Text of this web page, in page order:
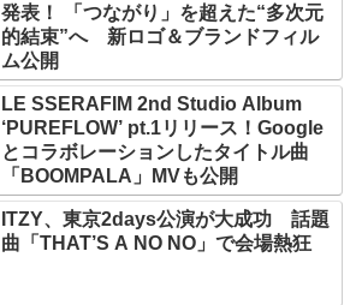
発表！ 「つながり」を超えた“多次元
的結束”へ 新ロゴ＆ブランドフィル
ム公開
LE SSERAFIM 2nd Studio Album
‘PUREFLOW’ pt.1リリース！Google
とコラボレーションしたタイトル曲
「BOOMPALA」MVも公開
ITZY、東京2days公演が大成功 話題
曲「THAT’S A NO NO」で会場熱狂